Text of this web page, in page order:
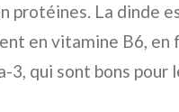
protéines. La dinde
en vitamine B6, en
3, qui sont bons pour